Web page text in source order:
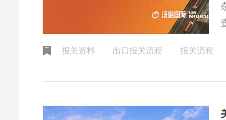
报关资料 出口报关流程 报关流程